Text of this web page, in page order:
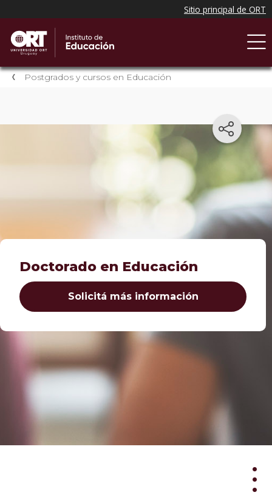
Postgrados y cursos en Educación
Doctorado en Educación
Solicitá más información